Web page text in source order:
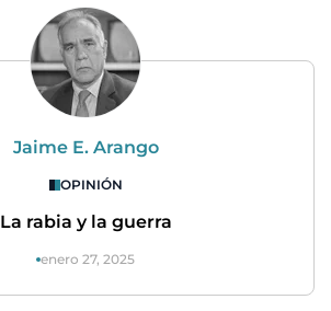
Jaime E. Arango
OPINIÓN
La rabia y la guerra
enero 27, 2025